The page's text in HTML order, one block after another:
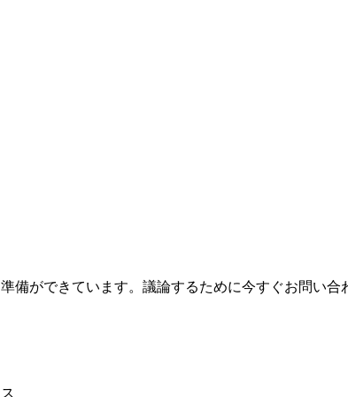
ができています。議論するために今すぐお問い合